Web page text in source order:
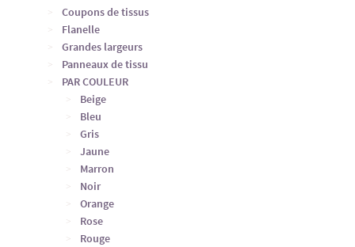
Coupons de tissus
Flanelle
Grandes largeurs
Panneaux de tissu
PAR COULEUR
Beige
Bleu
Gris
Jaune
Marron
Noir
Orange
Rose
Rouge